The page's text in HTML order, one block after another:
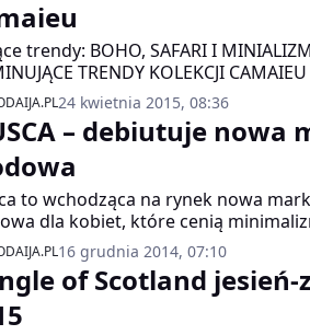
trendy: BOHO, SAFARI I
TRENDY KOLEKCJI
24 kwietnia 2015, 08:36
– debiutuje nowa
to wchodząca na rynek nowa
dla kobiet, które cenią
kolorów, a ubieranie traktują
16 grudnia 2014, 07:10
of Scotland jesień-